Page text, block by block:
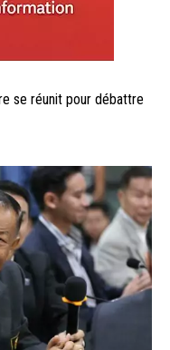
se réunit pour débattre